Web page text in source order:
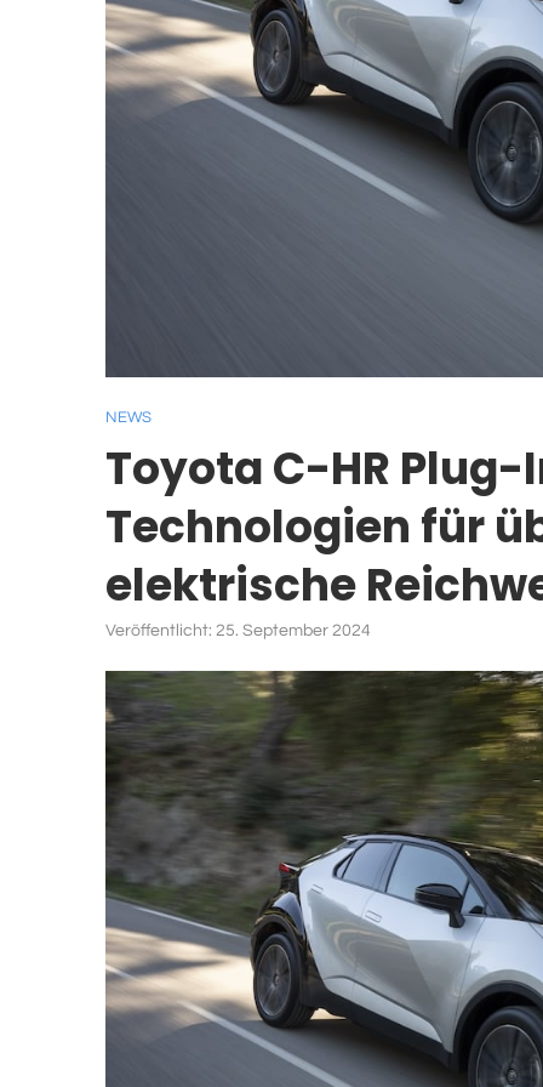
NEWS
Toyota C-HR
Technologien für
elektrische
Veröffentlicht: 25. September 2024